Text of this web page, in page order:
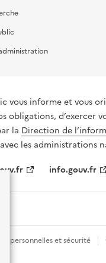
vous informe et vous
obligations, d’exercer
la Direction de
les administrations
info.gouv.fr
personnelles et sécurité